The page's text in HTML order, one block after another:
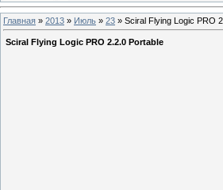
Главная » 2013 » Июль » 23 » Sciral Flying Logic PRO
Sciral Flying Logic PRO 2.2.0 Portable